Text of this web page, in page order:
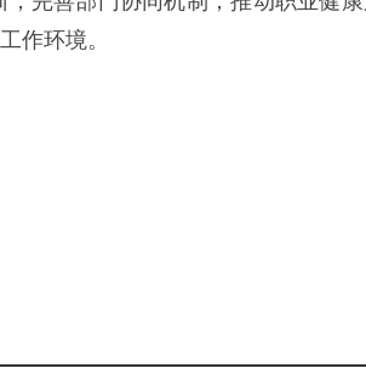
作环境。